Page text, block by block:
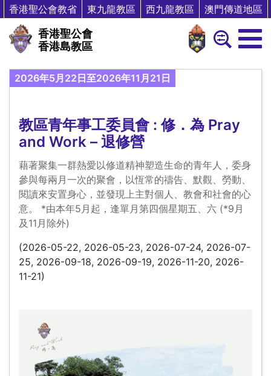
香港聖公會教省 東九龍教區 西九龍教區 澳門傳道地區
香港聖公會
香港島教區
2026年5月22日至2026年11月21日
教區青年事工委員會 : 修．為 Pray
and Work – 退修營
藉著聚集一群熱愛以修道精神塑造生命的青年人，委身
參與每兩月一次的聚會，以恆常的禱告、默觀、勞動、
閱讀來安置身心，並發現上主對個人、教會和社會的心
意。 *由本年5月起，逢單月第四個星期五、六 (*9月
及11月除外)
(2026-05-22, 2026-05-23, 2026-07-24, 2026-07-
25, 2026-09-18, 2026-09-19, 2026-11-20, 2026-
11-21)